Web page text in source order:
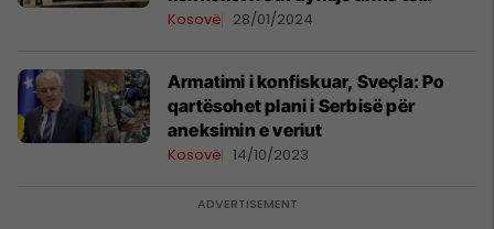
ndryshme e municion
Kosovë 28/01/2024
Armatimi i konfiskuar, Sveçla: Po
qartësohet plani i Serbisë për
aneksimin e veriut
Kosovë 14/10/2023